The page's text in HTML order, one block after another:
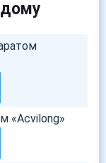
«Acvilong»